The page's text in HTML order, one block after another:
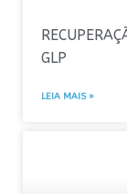
GLP
LEIA MAIS »